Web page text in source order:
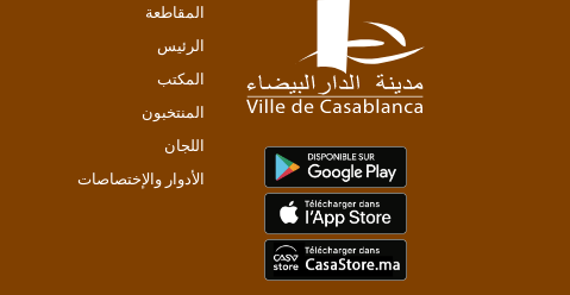
المقاطعة
الرئيس
المكتب
المنتخبون
اللجان
الأدوار والإختصاصات